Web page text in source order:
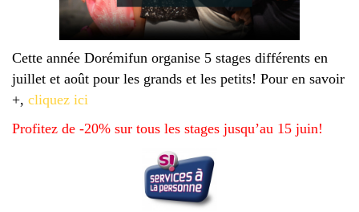
Cette année Dorémifun organise 5 stages différents en
juillet et août pour les grands et les petits! Pour en savoir
+, cliquez ici
Profitez de -20% sur tous les stages jusqu’au 15 juin!